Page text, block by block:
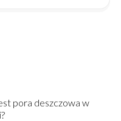
pora deszczowa w